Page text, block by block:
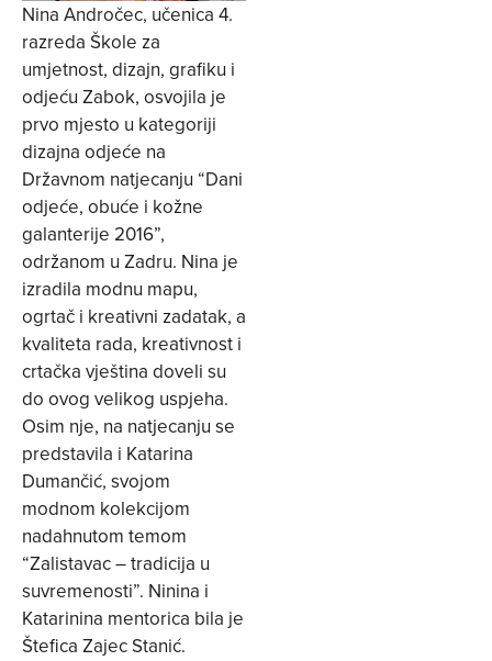
Nina Andročec, učenica 4.
razreda Škole za
umjetnost, dizajn, grafiku i
odjeću Zabok, osvojila je
prvo mjesto u kategoriji
dizajna odjeće na
Državnom natjecanju “Dani
odjeće, obuće i kožne
galanterije 2016”,
održanom u Zadru. Nina je
izradila modnu mapu,
ogrtač i kreativni zadatak, a
kvaliteta rada, kreativnost i
crtačka vještina doveli su
do ovog velikog uspjeha.
Osim nje, na natjecanju se
predstavila i Katarina
Dumančić, svojom
modnom kolekcijom
nadahnutom temom
“Zalistavac – tradicija u
suvremenosti”. Ninina i
Katarinina mentorica bila je
Štefica Zajec Stanić.